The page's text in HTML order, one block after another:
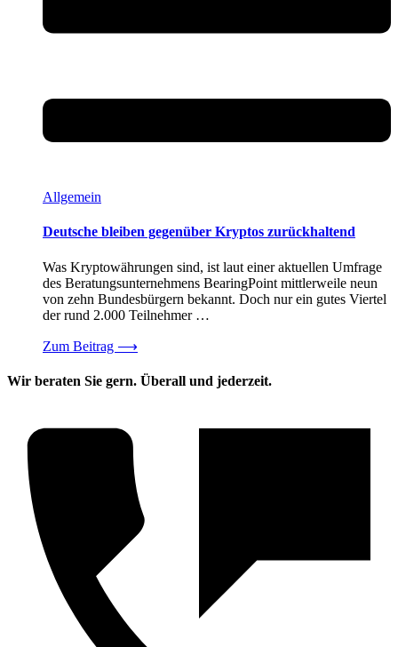
Allgemein
Deutsche bleiben gegenüber Kryptos zurückhaltend
Was Kryptowährungen sind, ist laut einer aktuellen Umfrage
des Beratungsunternehmens BearingPoint mittlerweile neun
von zehn Bundesbürgern bekannt. Doch nur ein gutes Viertel
der rund 2.000 Teilnehmer …
Zum Beitrag ⟶
Wir beraten Sie gern. Überall und jederzeit.